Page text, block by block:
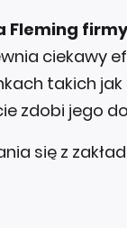
ciekawy
takich jak
zdobi jego
się z